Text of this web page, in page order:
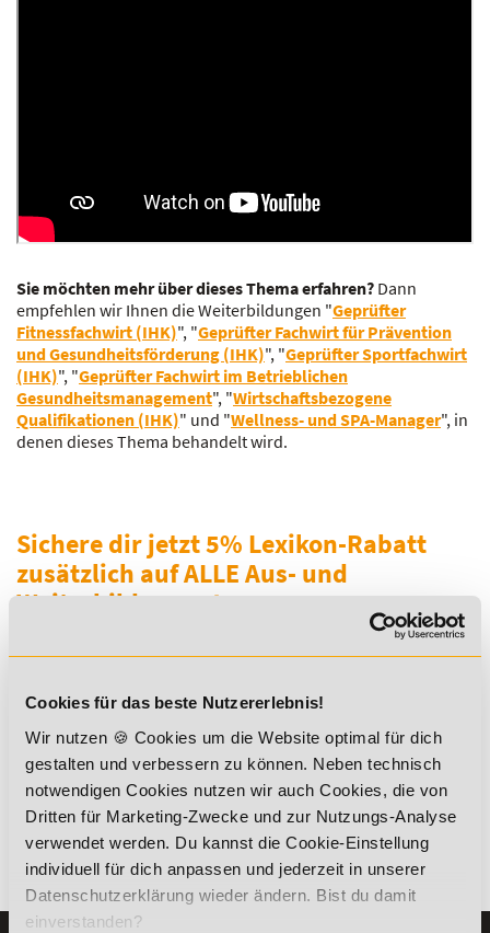
Cookies für das beste Nutzererlebnis!
Wir nutzen 🍪 Cookies um die Website optimal für dich
gestalten und verbessern zu können. Neben technisch
notwendigen Cookies nutzen wir auch Cookies, die von
Dritten für Marketing-Zwecke und zur Nutzungs-Analyse
verwendet werden. Du kannst die Cookie-Einstellung
individuell für dich anpassen und jederzeit in unserer
Datenschutzerklärung wieder ändern. Bist du damit
einverstanden?
Sie möchten mehr über dieses Thema erfahren? Dann
empfehlen wir Ihnen die Weiterbildungen "Geprüfter
Fitnessfachwirt (IHK)", "Geprüfter Fachwirt für Prävention
und Gesundheitsförderung (IHK)", "Geprüfter Sportfachwirt
(IHK)", "Geprüfter Fachwirt im Betrieblichen
Gesundheitsmanagement", "Wirtschaftsbezogene
Qualifikationen (IHK)" und "Wellness- und SPA-Manager", in
denen dieses Thema behandelt wird.
Sichere dir jetzt 5% Lexikon-Rabatt
zusätzlich auf ALLE Aus- und
Weiterbildungen!
*Der Rabattcode "NEUGIER5" ist mit weiteren Rabatten
kombinierbar. Wir informieren dich gern.
Es gibt keine Einträge mit diesem Anfangsbuchstaben.